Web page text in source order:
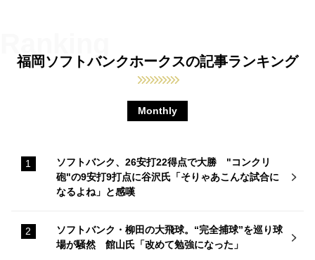
福岡ソフトバンクホークスの記事ランキング
Monthly
ソフトバンク、26安打22得点で大勝 "コンクリ
砲"の9安打9打点に谷沢氏「そりゃあこんな試合に
なるよね」と感嘆
ソフトバンク・柳田の大飛球。“完全捕球”を巡り球
場が騒然 館山氏「改めて勉強になった」